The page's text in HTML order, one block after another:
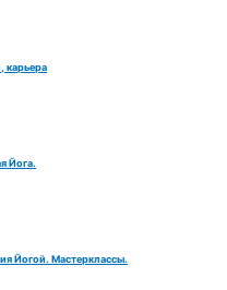
карьера
Йога.
Йогой. Мастерклассы.